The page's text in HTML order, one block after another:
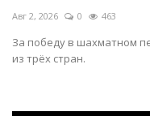
Авг 2, 2026 0 463
За победу в шахматном
из трёх стран.